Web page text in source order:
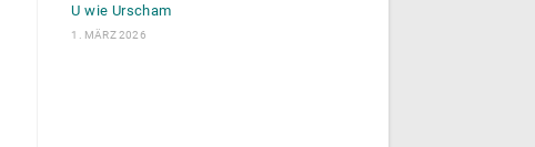
U wie Urscham
1. MÄRZ 2026